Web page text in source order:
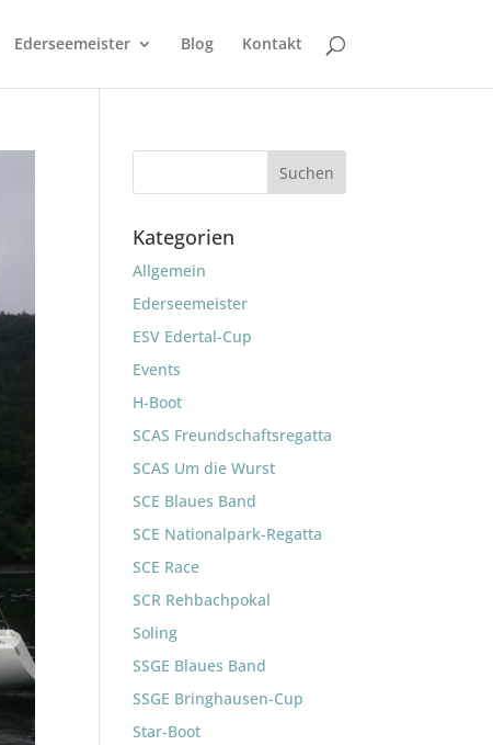
Ederseemeister Blog Kontakt
Kategorien
Allgemein
Ederseemeister
ESV Edertal-Cup
Events
H-Boot
SCAS Freundschaftsregatta
SCAS Um die Wurst
SCE Blaues Band
SCE Nationalpark-Regatta
SCE Race
SCR Rehbachpokal
Soling
SSGE Blaues Band
SSGE Bringhausen-Cup
Star-Boot